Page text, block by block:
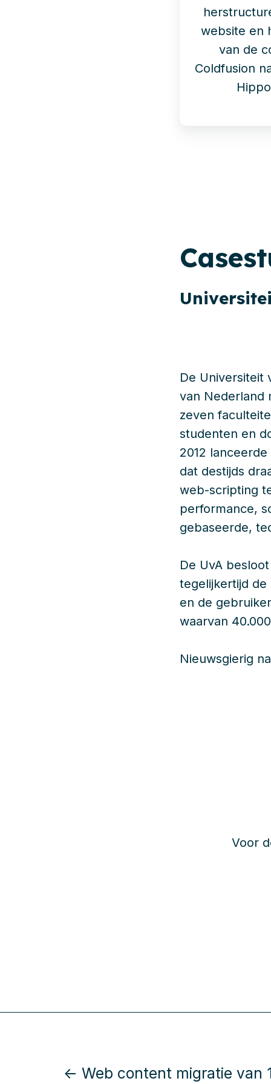
website en
van de
Coldfusion
Cases
De Universiteit
van Nederland
zeven
studenten en
2012
dat destijds
web-scripting
performance,
gebaseerde,
De UvA
tegelijkertijd
en de
waarvan
Nieuwsgierig
Voor
← Web content migratie van